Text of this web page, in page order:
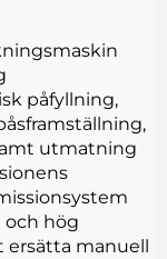
påfyllning,
utmatning
och hög
manuell